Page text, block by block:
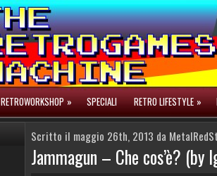
RETROWORKSHOP » SPECIALI RETRO LIFESTYLE »
Scritto il maggio 26th, 2013 da
Jammagun – Che cos’è? (by